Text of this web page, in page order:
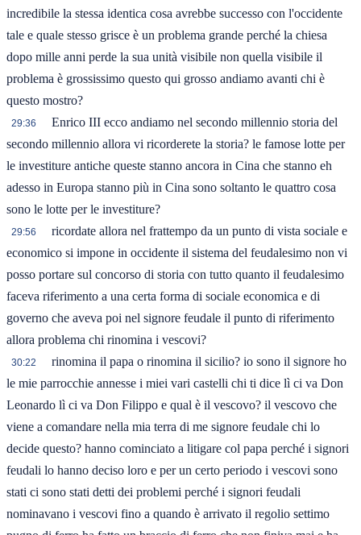
incredibile la stessa identica cosa avrebbe successo con l'occidente
tale e quale stesso grisce è un problema grande perché la chiesa
dopo mille anni perde la sua unità visibile non quella visibile il
problema è grossissimo questo qui grosso andiamo avanti chi è
questo mostro?
29:36
Enrico III ecco andiamo nel secondo millennio storia del
secondo millennio allora vi ricorderete la storia? le famose lotte per
le investiture antiche queste stanno ancora in Cina che stanno eh
adesso in Europa stanno più in Cina sono soltanto le quattro cosa
sono le lotte per le investiture?
29:56
ricordate allora nel frattempo da un punto di vista sociale e
economico si impone in occidente il sistema del feudalesimo non vi
posso portare sul concorso di storia con tutto quanto il feudalesimo
faceva riferimento a una certa forma di sociale economica e di
governo che aveva poi nel signore feudale il punto di riferimento
allora problema chi rinomina i vescovi?
30:22
rinomina il papa o rinomina il sicilio? io sono il signore ho
le mie parrocchie annesse i miei vari castelli chi ti dice lì ci va Don
Leonardo lì ci va Don Filippo e qual è il vescovo? il vescovo che
viene a comandare nella mia terra di me signore feudale chi lo
decide questo? hanno cominciato a litigare col papa perché i signori
feudali lo hanno deciso loro e per un certo periodo i vescovi sono
stati ci sono stati detti dei problemi perché i signori feudali
nominavano i vescovi fino a quando è arrivato il regolio settimo